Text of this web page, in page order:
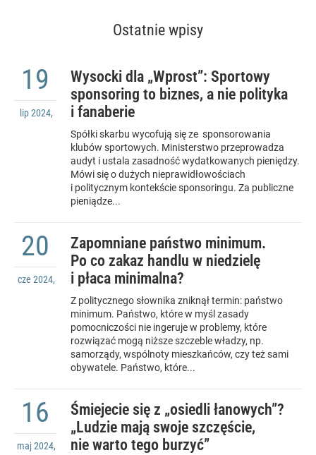
Ostatnie wpisy
Wysocki dla „Wprost”: Sportowy
sponsoring to biznes, a nie polityka
i fanaberie
19
lip2024,
Spółki skarbu wycofują się ze sponsorowania
klubów sportowych. Ministerstwo przeprowadza
audyt i ustala zasadność wydatkowanych pieniędzy.
Mówi się o dużych nieprawidłowościach
i politycznym kontekście sponsoringu. Za publiczne
pieniądze...
Zapomniane państwo minimum.
Po co zakaz handlu w niedzielę
i płaca minimalna?
20
cze 2024,
Z politycznego słownika zniknął termin: państwo
minimum. Państwo, które w myśl zasady
pomocniczości nie ingeruje w problemy, które
rozwiązać mogą niższe szczeble władzy, np.
samorządy, wspólnoty mieszkańców, czy też sami
obywatele. Państwo, które...
Śmiejecie się z „osiedli łanowych”?
„Ludzie mają swoje szczęście,
nie warto tego burzyć”
16
maj2024,